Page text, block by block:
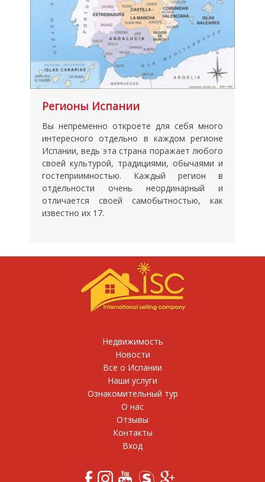
Регионы Испании
Вы непременно откроете для себя много
интересного отдельно в каждом регионе
Испании, ведь эта страна поражает любого
своей культурой, традициями, обычаями и
гостеприимностью. Каждый регион в
отдельности очень неординарный и
отличается своей самобытностью, как
известно их 17.
Недвижимость
Новости
Все о Испании
Наши услуги
Ознакомительный тур
О нас
Отзывы
Контакты
Вход